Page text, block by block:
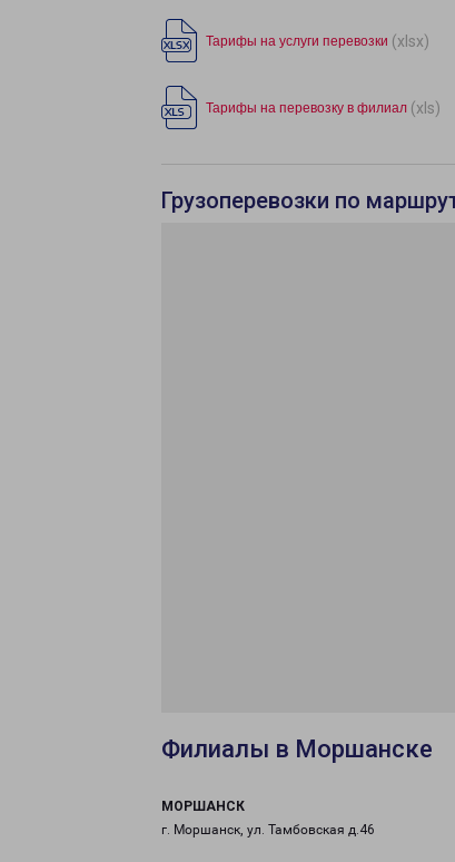
Тарифы на услуги перевозки (xlsx)
Тарифы на перевозку в филиал (xls)
Грузоперевозки по
Филиалы в Моршанске
МОРШАНСК
г. Моршанск, ул. Тамбовская д.46